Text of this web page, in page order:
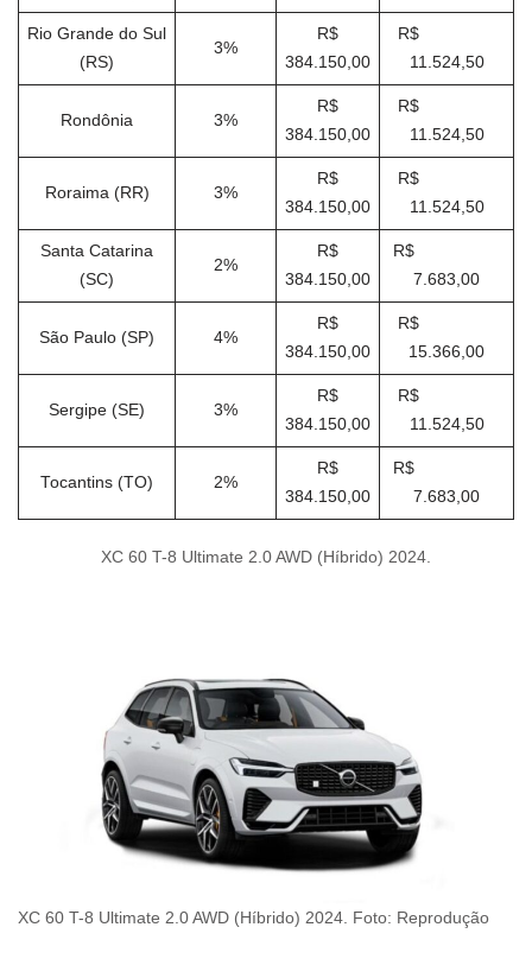
Rio Grande do Sul
(RS)
3%
R$
384.150,00
R$
11.524,50
Rondônia 3%
R$
384.150,00
R$
11.524,50
Roraima (RR) 3%
R$
384.150,00
R$
11.524,50
Santa Catarina
(SC)
2%
R$
384.150,00
R$
7.683,00
São Paulo (SP) 4%
R$
384.150,00
R$
15.366,00
Sergipe (SE) 3%
R$
384.150,00
R$
11.524,50
Tocantins (TO) 2%
R$
384.150,00
R$
7.683,00
XC 60 T-8 Ultimate 2.0 AWD (Híbrido) 2024.
XC 60 T-8 Ultimate 2.0 AWD (Híbrido) 2024. Foto: Reprodução